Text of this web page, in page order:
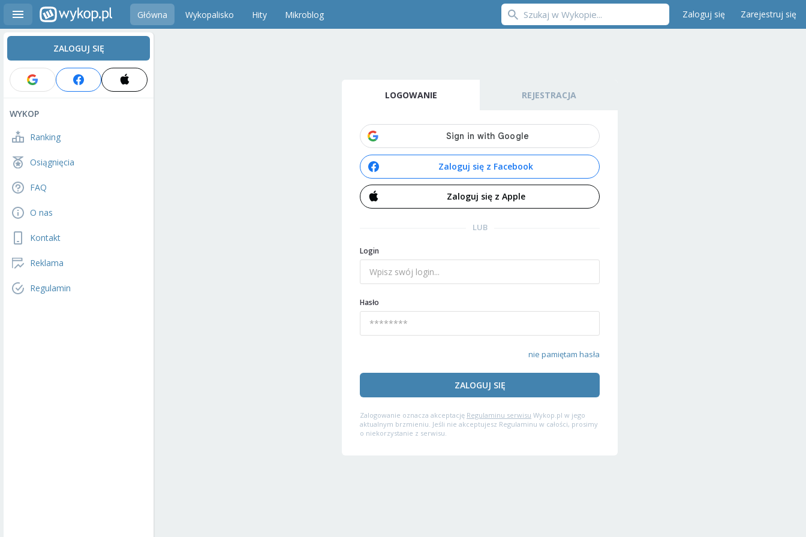
Główna Wykopalisko Hity Mikroblog Zaloguj się Zarejestruj się
ZALOGUJ SIĘ
WYKOP
Ranking
Osiągnięcia
FAQ
O nas
Kontakt
Reklama
Regulamin
LOGOWANIE REJESTRACJA
Zaloguj się z Facebook
Zaloguj się z Apple
LUB
Login
Hasło
nie pamiętam hasła
ZALOGUJ SIĘ
Zalogowanie oznacza akceptację Regulaminu serwisu Wykop.pl w jego
aktualnym brzmieniu. Jeśli nie akceptujesz Regulaminu w całości, prosimy
o niekorzystanie z serwisu.